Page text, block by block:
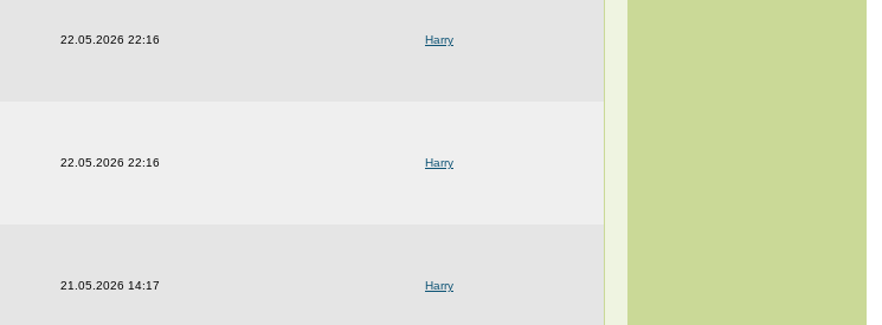
22.05.2026 22:16 Harry
22.05.2026 22:16 Harry
21.05.2026 14:17 Harry